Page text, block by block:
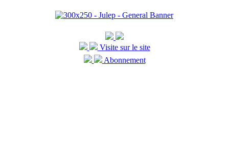
Visite sur le site
Abonnement